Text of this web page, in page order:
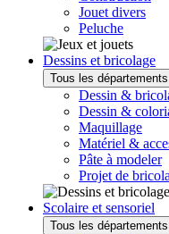
Jouet divers
Peluche
Dessins et bricolage
Tous les départements
Dessin &
Dessin &
Maquillage
Matériel &
Pâte à modeler
Projet de
Scolaire et sensoriel
Tous les départements